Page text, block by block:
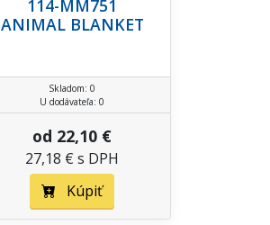
114-MM751
ANIMAL BLANKET
Skladom: 0
U dodávateľa: 0
od 22,10 €
27,18 € s DPH
Kúpiť